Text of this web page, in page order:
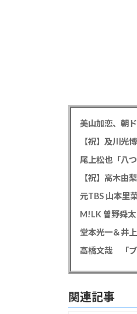
美山加恋、朝
【祝】及川光
【祝】高木由
高橋文哉 「ブ
関連記事